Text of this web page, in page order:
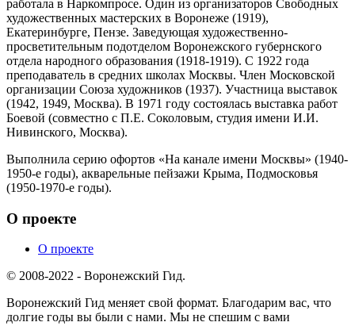
работала в Наркомпросе. Один из организаторов Свободных
художественных мастерских в Воронеже (1919),
Екатеринбурге, Пензе. Заведующая художественно-
просветительным подотделом Воронежского губернского
отдела народного образования (1918-1919). С 1922 года
преподаватель в средних школах Москвы. Член Московской
организации Союза художников (1937). Участница выставок
(1942, 1949, Москва). В 1971 году состоялась выставка работ
Боевой (совместно с П.Е. Соколовым, студия имени И.И.
Нивинского, Москва).
Выполнила серию офортов «На канале имени Москвы» (1940-
1950-е годы), акварельные пейзажи Крыма, Подмосковья
(1950-1970-е годы).
О проекте
О проекте
© 2008-2022 - Воронежский Гид.
Воронежский Гид меняет свой формат. Благодарим вас, что
долгие годы вы были с нами. Мы не спешим с вами